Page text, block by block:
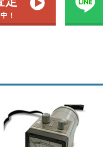
！